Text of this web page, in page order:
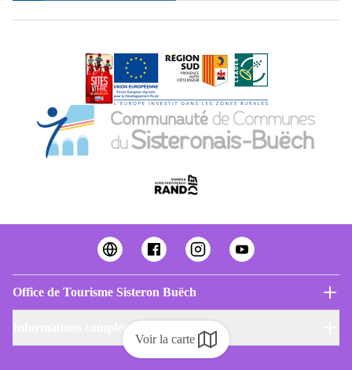
Voir la carte
Office de Tourisme Sisteron Buëch
Informations complémentaires